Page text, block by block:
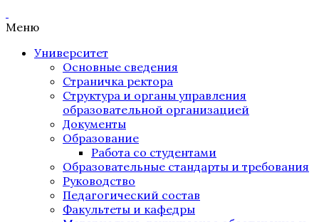
Меню
Университет
Основные сведения
Страничка ректора
Структура и органы управления
образовательной организацией
Документы
Образование
Работа со студентами
Образовательные стандарты и требования
Руководство
Педагогический состав
Факультеты и кафедры